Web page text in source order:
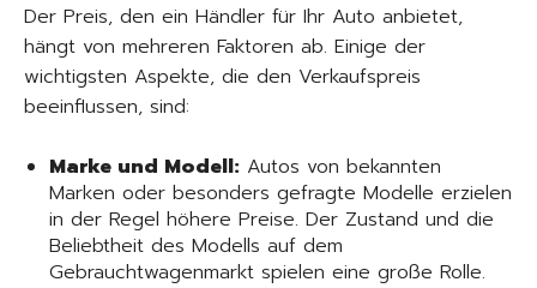
Der Preis, den ein Händler für Ihr Auto anbietet,
hängt von mehreren Faktoren ab. Einige der
wichtigsten Aspekte, die den Verkaufspreis
beeinflussen, sind:
Marke und Modell: Autos von bekannten
Marken oder besonders gefragte Modelle erzielen
in der Regel höhere Preise. Der Zustand und die
Beliebtheit des Modells auf dem
Gebrauchtwagenmarkt spielen eine große Rolle.